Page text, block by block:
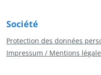
Société
Protection des données
Impressum / Mentions